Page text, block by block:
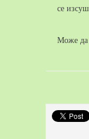
се
Може да